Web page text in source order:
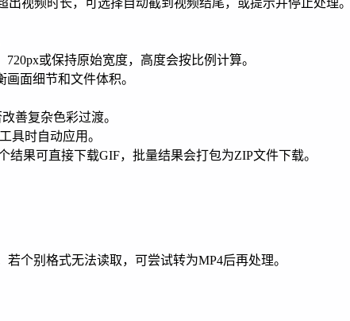
出视频时长，可选择自动截到视频结尾，或提示并停止处理
720px或保持原始宽度，高度会按比例计算。
面细节和文件体积。
善复杂色彩过渡。
具时自动应用。
结果可直接下载GIF，批量结果会打包为ZIP文件下载。
个别格式无法读取，可尝试转为MP4后再处理。